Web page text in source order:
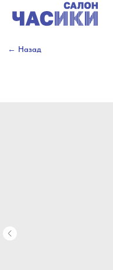
← Назад